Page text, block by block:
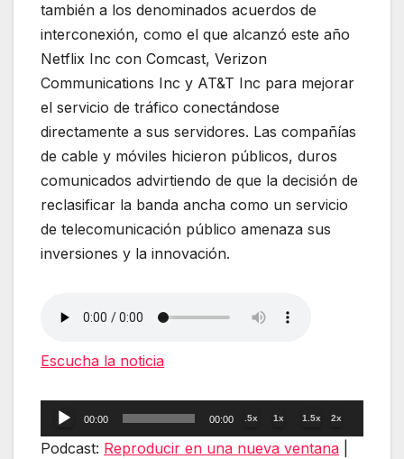
también a los denominados acuerdos de
interconexión, como el que alcanzó este año
Netflix Inc con Comcast, Verizon
Communications Inc y AT&T Inc para mejorar
el servicio de tráfico conectándose
directamente a sus servidores. Las compañías
de cable y móviles hicieron públicos, duros
comunicados advirtiendo de que la decisión de
reclasificar la banda ancha como un servicio
de telecomunicación público amenaza sus
inversiones y la innovación.
Escucha la noticia
Reproductor
de
00:00 00:00 .5x 1x 1.5x 2x
Podcast: Reproducir en una nueva ventana